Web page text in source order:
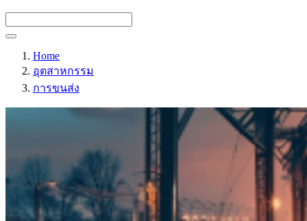
Home
อุตสาหกรรม
การขนส่ง